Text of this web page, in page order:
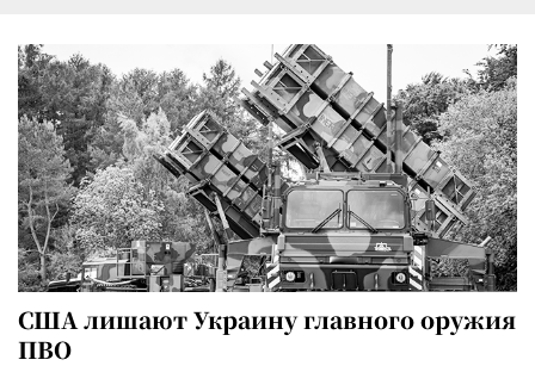
США лишают Украину главного оружия
ПВО